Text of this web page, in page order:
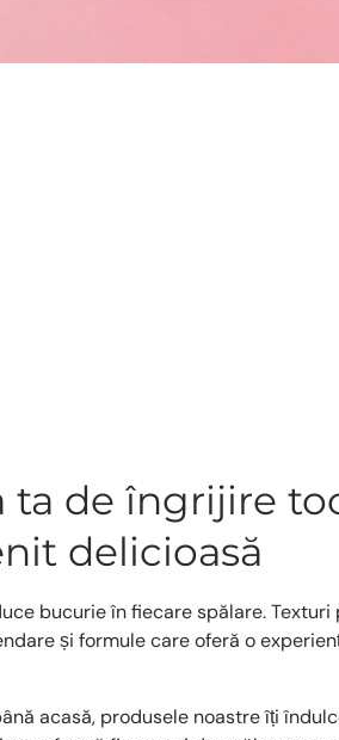
ta de îngrijire
delicioasă
bucurie în fiecare spălare. Texturi
și formule care oferă o
acasă, produsele noastre îți